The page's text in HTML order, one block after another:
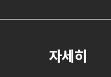
자세히